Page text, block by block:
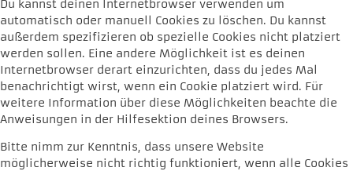
Du kannst deinen Internetbrowser verwenden um
automatisch oder manuell Cookies zu löschen. Du kannst
außerdem spezifizieren ob spezielle Cookies nicht platziert
werden sollen. Eine andere Möglichkeit ist es deinen
Internetbrowser derart einzurichten, dass du jedes Mal
benachrichtigt wirst, wenn ein Cookie platziert wird. Für
weitere Information über diese Möglichkeiten beachte die
Anweisungen in der Hilfesektion deines Browsers.
Bitte nimm zur Kenntnis, dass unsere Website
möglicherweise nicht richtig funktioniert, wenn alle Cookies